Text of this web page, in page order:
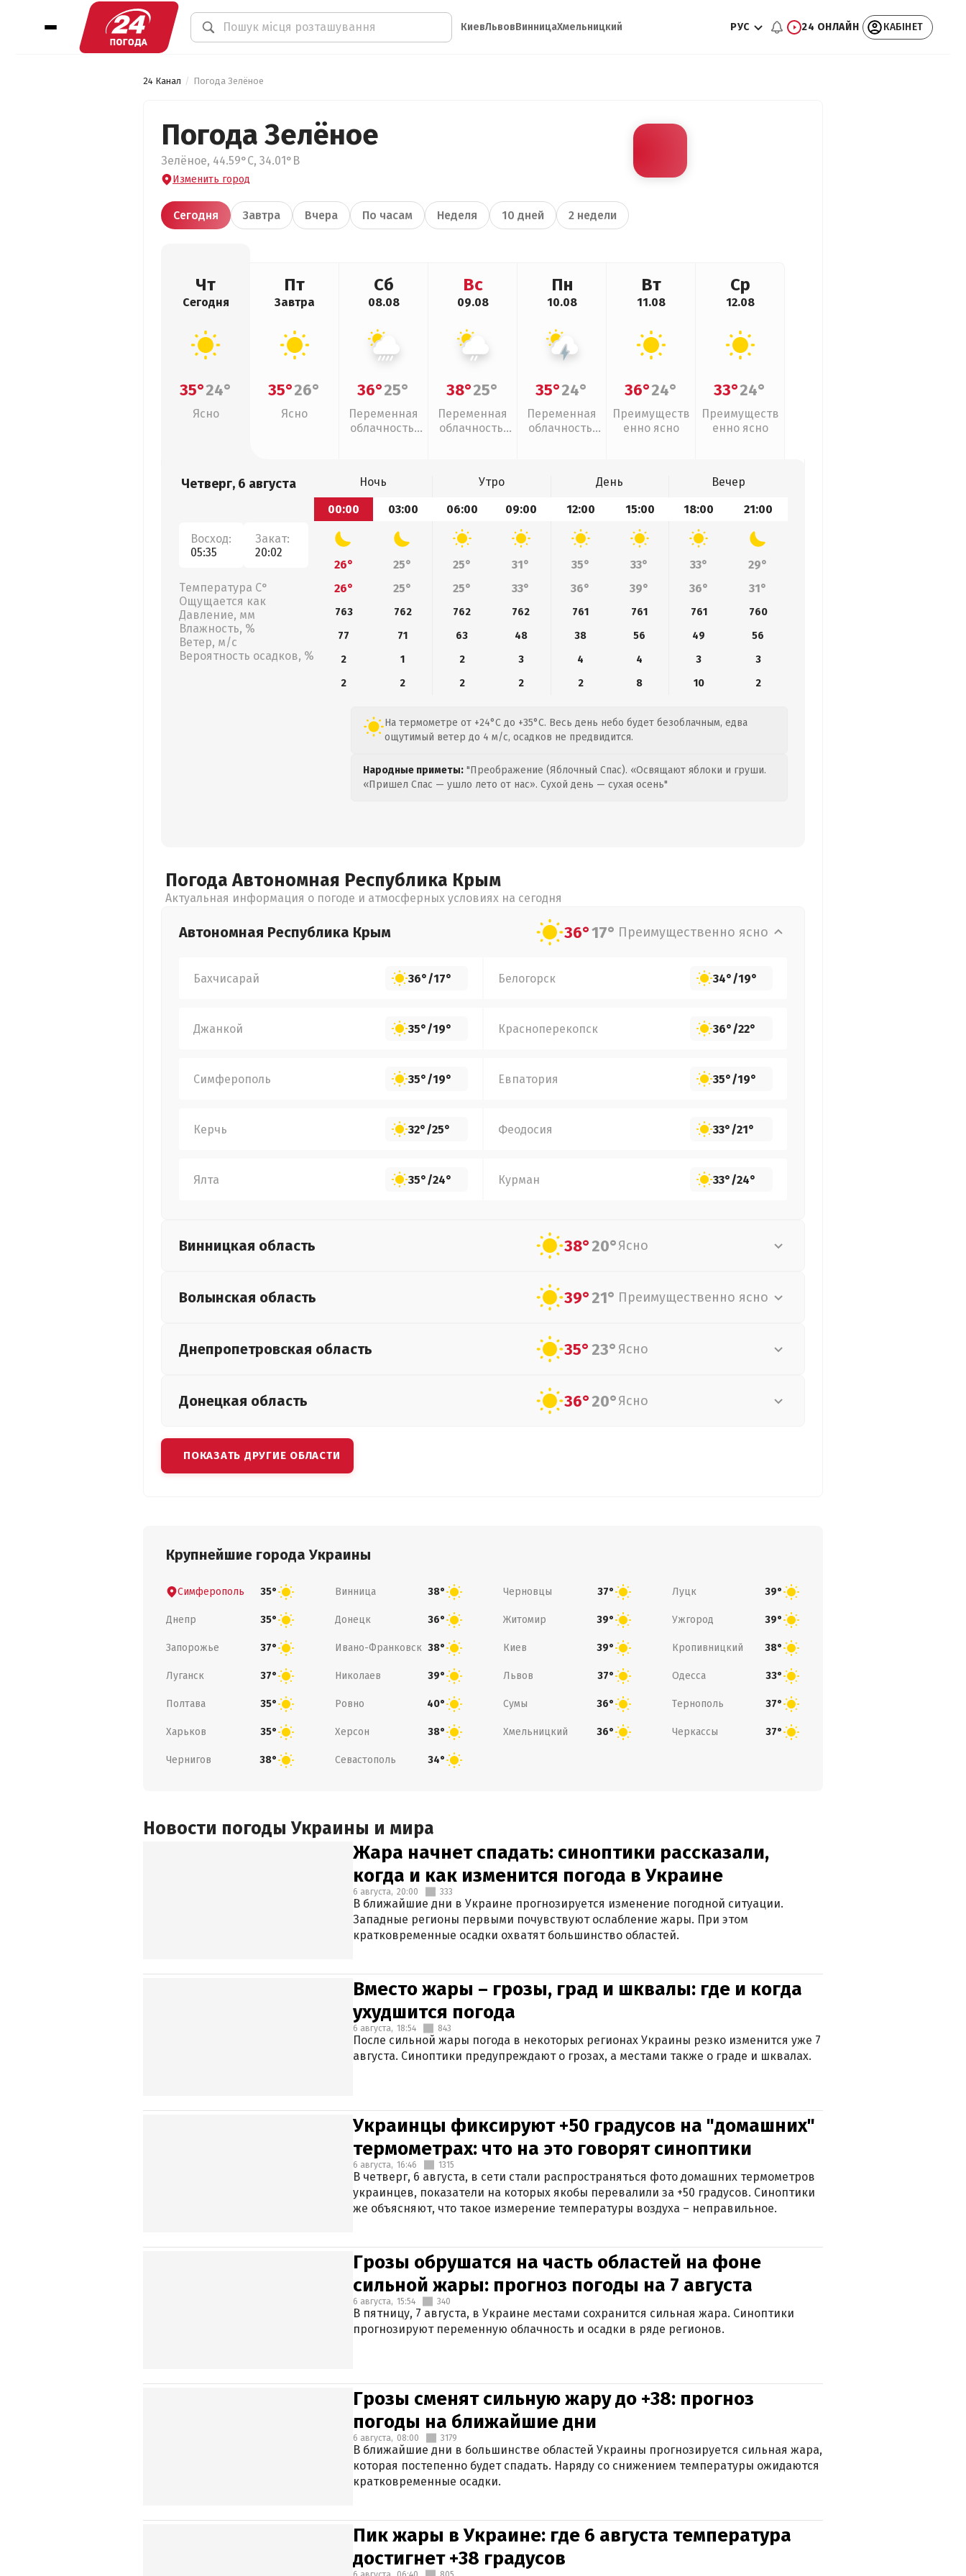
КиевЛьвовВинницаХмельницкий РУС 24 ОНЛАЙН КАБІНЕТ
24 Канал Погода Зелёное
Погода Зелёное
Зелёное, 44.59°С, 34.01°В
Изменить город
Сегодня Завтра Вчера По часам Неделя 10 дней 2 недели
Чт
Сегодня
35°24°
Ясно
Пт
Завтра
35°26°
Ясно
Сб
08.08
36°25°
Переменная
облачность,
Вс
09.08
38°25°
Переменная
облачность,
Пн
10.08
35°24°
Переменная
облачность,
Вт
11.08
36°24°
Преимуществ
енно ясно
Ср
12.08
33°24°
Преимуществ
енно ясно
Четверг, 6 августа
Восход:
05:35
Закат:
20:02
Температура С°
Ощущается как
Давление, мм
Влажность, %
Ветер, м/с
Вероятность осадков, %
Ночь Утро День
Вечер
00:00
03:00 06:00 09:00 12:00 15:00 18:00 21:00
26° 25° 25° 31° 35° 33° 33°
29°
26°
25° 25° 33° 36° 39° 36° 31°
763 762 762 762 761 761 761
760
77
71 63 48 38 56 49
56
2
1 2 3 4 4 3
3
2
2 2 2 2 8 10 2
На термометре от +24°C до +35°C. Весь день небо будет безоблачным, едва
ощутимый ветер до 4 м/с, осадков не предвидится.
Народные приметы: "Преображение (Яблочный Спас). «Освящают яблоки и груши.
«Пришел Спас — ушло лето от нас». Сухой день — сухая осень"
Погода Автономная Республика Крым
Актуальная информация о погоде и атмосферных условиях на сегодня
Автономная Республика Крым 36°17° Преимущественно ясно
Бахчисарай 36°/17° Белогорск 34°/19°
Джанкой 35°/19° Красноперекопск 36°/22°
Симферополь 35°/19° Евпатория 35°/19°
Керчь 32°/25° Феодосия 33°/21°
Ялта 35°/24° Курман 33°/24°
Винницкая область 38°20°Ясно
Волынская область 39°21° Преимущественно ясно
Днепропетровская область 35°23° Ясно
Донецкая область 36°20°Ясно
ПОКАЗАТЬ ДРУГИЕ ОБЛАСТИ
Крупнейшие города Украины
Симферополь 35° Винница 38° Черновцы 37° Луцк 39°
Днепр 35° Донецк 36° Житомир 39° Ужгород 39°
Запорожье 37° Ивано-Франковск 38° Киев 39° Кропивницкий 38°
Луганск 37° Николаев 39° Львов 37° Одесса 33°
Полтава 35° Ровно 40° Сумы 36° Тернополь 37°
Харьков 35° Херсон 38° Хмельницкий 36° Черкассы 37°
Чернигов 38° Севастополь 34°
Новости погоды Украины и мира
Жара начнет спадать: синоптики рассказали,
когда и как изменится погода в Украине
6 августа, 20:00 333
В ближайшие дни в Украине прогнозируется изменение погодной ситуации.
Западные регионы первыми почувствуют ослабление жары. При этом
кратковременные осадки охватят большинство областей.
Вместо жары – грозы, град и шквалы: где и когда
ухудшится погода
6 августа, 18:54 843
После сильной жары погода в некоторых регионах Украины резко изменится уже 7
августа. Синоптики предупреждают о грозах, а местами также о граде и шквалах.
Украинцы фиксируют +50 градусов на "домашних"
термометрах: что на это говорят синоптики
6 августа, 16:46 1315
В четверг, 6 августа, в сети стали распространяться фото домашних термометров
украинцев, показатели на которых якобы перевалили за +50 градусов. Синоптики
же объясняют, что такое измерение температуры воздуха – неправильное.
Грозы обрушатся на часть областей на фоне
сильной жары: прогноз погоды на 7 августа
6 августа, 15:54 340
В пятницу, 7 августа, в Украине местами сохранится сильная жара. Синоптики
прогнозируют переменную облачность и осадки в ряде регионов.
Грозы сменят сильную жару до +38: прогноз
погоды на ближайшие дни
6 августа, 08:00 3179
В ближайшие дни в большинстве областей Украины прогнозируется сильная жара,
которая постепенно будет спадать. Наряду со снижением температуры ожидаются
кратковременные осадки.
Пик жары в Украине: где 6 августа температура
достигнет +38 градусов